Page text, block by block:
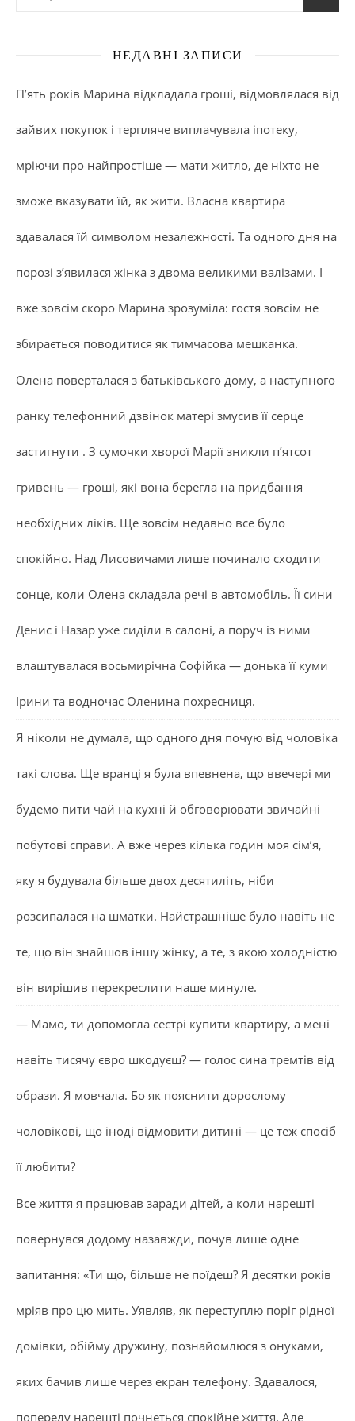
НЕДАВНІ ЗАПИСИ
П’ять років Марина відкладала гроші, відмовлялася від
зайвих покупок і терпляче виплачувала іпотеку,
мріючи про найпростіше — мати житло, де ніхто не
зможе вказувати їй, як жити. Власна квартира
здавалася їй символом незалежності. Та одного дня на
порозі з’явилася жінка з двома великими валізами. І
вже зовсім скоро Марина зрозуміла: гостя зовсім не
збирається поводитися як тимчасова мешканка.
Олена поверталася з батьківського дому, а наступного
ранку телефонний дзвінок матері змусив її серце
застигнути . З сумочки хворої Марії зникли п’ятсот
гривень — гроші, які вона берегла на придбання
необхідних ліків. Ще зовсім недавно все було
спокійно. Над Лисовичами лише починало сходити
сонце, коли Олена складала речі в автомобіль. Її сини
Денис і Назар уже сиділи в салоні, а поруч із ними
влаштувалася восьмирічна Софійка — донька її куми
Ірини та водночас Оленина похресниця.
Я ніколи не думала, що одного дня почую від чоловіка
такі слова. Ще вранці я була впевнена, що ввечері ми
будемо пити чай на кухні й обговорювати звичайні
побутові справи. А вже через кілька годин моя сім’я,
яку я будувала більше двох десятиліть, ніби
розсипалася на шматки. Найстрашніше було навіть не
те, що він знайшов іншу жінку, а те, з якою холодністю
він вирішив перекреслити наше минуле.
— Мамо, ти допомогла сестрі купити квартиру, а мені
навіть тисячу євро шкодуєш? — голос сина тремтів від
образи. Я мовчала. Бо як пояснити дорослому
чоловікові, що іноді відмовити дитині — це теж спосіб
її любити?
Все життя я працював заради дітей, а коли нарешті
повернувся додому назавжди, почув лише одне
запитання: «Ти що, більше не поїдеш? Я десятки років
мріяв про цю мить. Уявляв, як переступлю поріг рідної
домівки, обійму дружину, познайомлюся з онуками,
яких бачив лише через екран телефону. Здавалося,
попереду нарешті почнеться спокійне життя. Але